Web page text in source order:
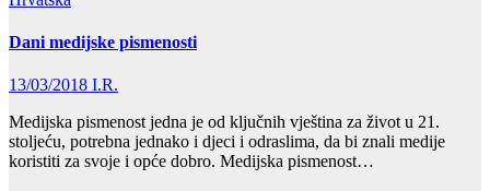
Dani medijske pismenosti
13/03/2018 I.R.
Medijska pismenost jedna je od ključnih vještina za život u 21.
stoljeću, potrebna jednako i djeci i odraslima, da bi znali medije
koristiti za svoje i opće dobro. Medijska pismenost…